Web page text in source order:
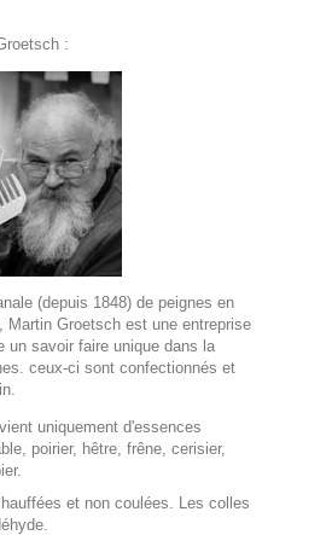
:
(depuis 1848) de peignes en
Martin Groetsch est une entreprise
un savoir faire unique dans la
ceux-ci sont confectionnés et
uniquement d'essences
poirier, hêtre, frêne, cerisier,
et non coulées. Les colles